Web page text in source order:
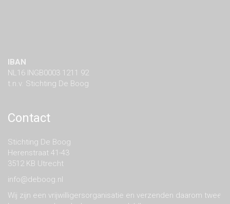
IBAN
NL16 INGB0003 1211 92
t.n.v. Stichting De Boog
Contact
Stichting De Boog
Herenstraat 41-43
3512 KB Utrecht
info@deboog.nl
Wij zijn een vrijwilligersorganisatie en verzenden daarom twee